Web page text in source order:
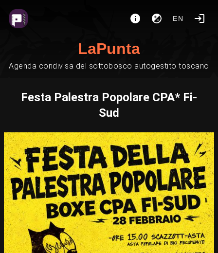
EN
LaPunta
Agenda condivisa del sottobosco autogestito toscano
Festa Palestra Popolare CPA* Fi-
Sud